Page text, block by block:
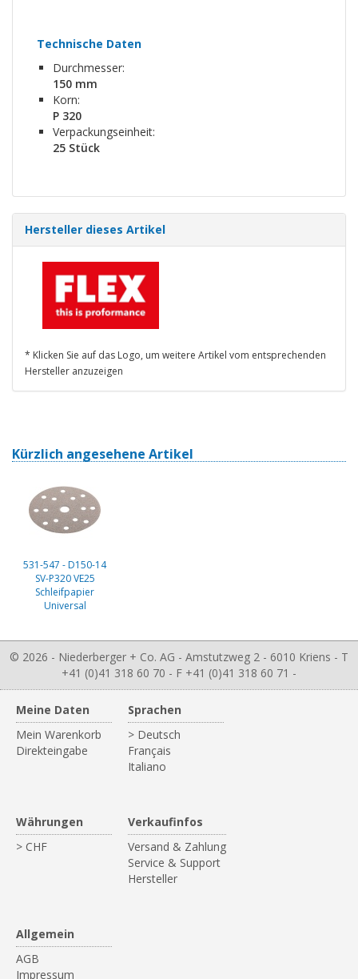
Technische Daten
Durchmesser:
150 mm
Korn:
P 320
Verpackungseinheit:
25 Stück
Hersteller dieses Artikel
* Klicken Sie auf das Logo, um weitere Artikel vom entsprechenden
Hersteller anzuzeigen
Kürzlich angesehene Artikel
531-547 - D150-14
SV-P320 VE25
Schleifpapier
Universal
© 2026 - Niederberger + Co. AG - Amstutzweg 2 - 6010 Kriens - T
+41 (0)41 318 60 70 - F +41 (0)41 318 60 71 -
Meine Daten
Mein Warenkorb
Direkteingabe
Sprachen
> Deutsch
Français
Italiano
Währungen
> CHF
Verkaufinfos
Versand & Zahlung
Service & Support
Hersteller
Allgemein
AGB
Impressum